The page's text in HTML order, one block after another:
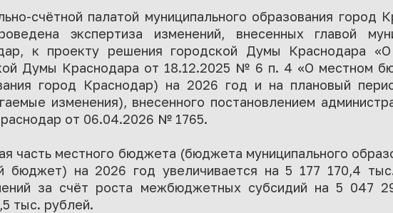
счётной палатой муниципального образования
экспертиза изменений, внесенных главой
к проекту решения городской Думы Краснодара
Думы Краснодара от 18.12.2025 № 6 п. 4 «О местном
город Краснодар) на 2026 год и на плановый
изменения), внесенного постановлением
от 06.04.2026 № 1765.
часть местного бюджета (бюджета муниципального
бюджет) на 2026 год увеличивается на 5 177 170,4
за счёт роста межбюджетных субсидий на 5 047
тыс. рублей.